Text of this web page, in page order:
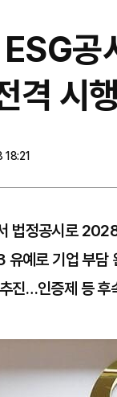
ESG
격 시
법정공시로
유예로 기업 부담
진…인증제 등 후